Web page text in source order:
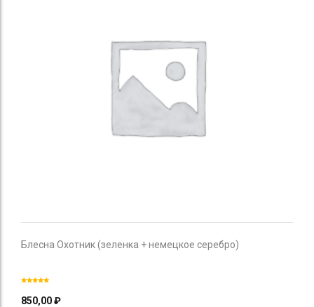
Блесна Охотник (зеленка + немецкое серебро)
850,00₽